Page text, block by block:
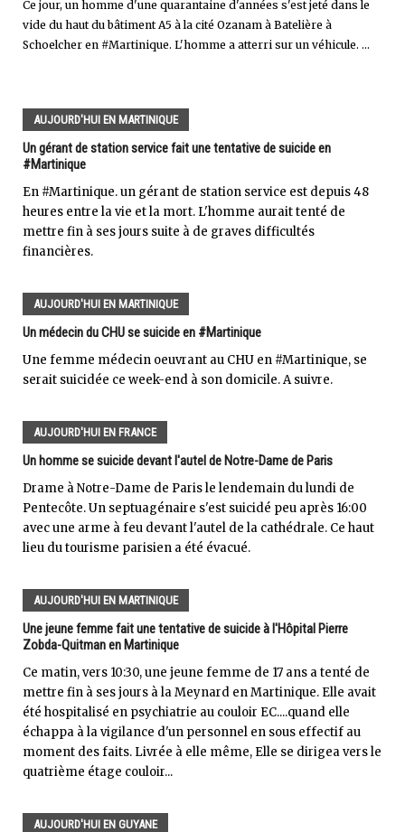
Ce jour, un homme d'une quarantaine d'années s'est jeté dans le
vide du haut du bâtiment A5 à la cité Ozanam à Batelière à
Schoelcher en #Martinique. L'homme a atterri sur un véhicule. ...
AUJOURD'HUI EN MARTINIQUE
Un gérant de station service fait une tentative de suicide en
#Martinique
En #Martinique. un gérant de station service est depuis 48
heures entre la vie et la mort. L'homme aurait tenté de
mettre fin à ses jours suite à de graves difficultés
financières.
AUJOURD'HUI EN MARTINIQUE
Un médecin du CHU se suicide en #Martinique
Une femme médecin oeuvrant au CHU en #Martinique, se
serait suicidée ce week-end à son domicile. A suivre.
AUJOURD'HUI EN FRANCE
Un homme se suicide devant l'autel de Notre-Dame de Paris
Drame à Notre-Dame de Paris le lendemain du lundi de
Pentecôte. Un septuagénaire s'est suicidé peu après 16:00
avec une arme à feu devant l'autel de la cathédrale. Ce haut
lieu du tourisme parisien a été évacué.
AUJOURD'HUI EN MARTINIQUE
Une jeune femme fait une tentative de suicide à l'Hôpital Pierre
Zobda-Quitman en Martinique
Ce matin, vers 10:30, une jeune femme de 17 ans a tenté de
mettre fin à ses jours à la Meynard en Martinique. Elle avait
été hospitalisé en psychiatrie au couloir EC....quand elle
échappa à la vigilance d'un personnel en sous effectif au
moment des faits. Livrée à elle même, Elle se dirigea vers le
quatrième étage couloir...
AUJOURD'HUI EN GUYANE